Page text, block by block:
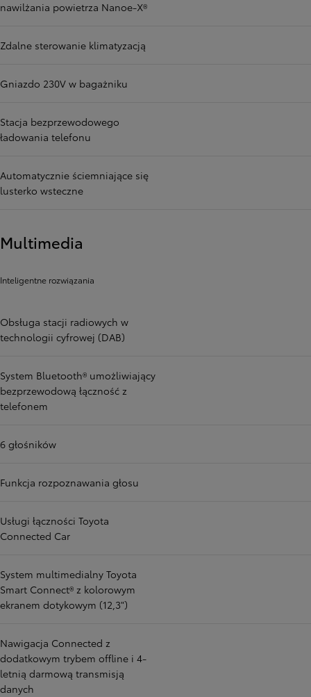
nawilżania powietrza Nanoe-X®
Zdalne sterowanie klimatyzacją
Gniazdo 230V w bagażniku
Stacja bezprzewodowego
ładowania telefonu
Automatycznie ściemniające się
lusterko wsteczne
Multimedia
Inteligentne rozwiązania
Obsługa stacji radiowych w
technologii cyfrowej (DAB)
System Bluetooth® umożliwiający
bezprzewodową łączność z
telefonem
6 głośników
Funkcja rozpoznawania głosu
Usługi łączności Toyota
Connected Car
System multimedialny Toyota
Smart Connect® z kolorowym
ekranem dotykowym (12,3")
Nawigacja Connected z
dodatkowym trybem offline i 4-
letnią darmową transmisją
danych